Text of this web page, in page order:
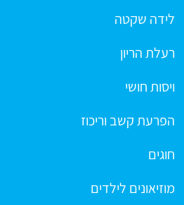
לידה שקטה
רעלת הריון
ויסות חושי
הפרעת קשב וריכוז
חוגים
מוזיאונים לילדים